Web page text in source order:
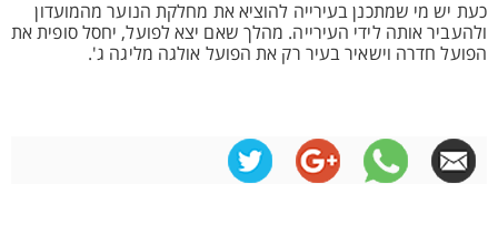
כעת יש מי שמתכנן בעירייה להוציא את מחלקת הנוער מהמועדון
ולהעביר אותה לידי העירייה. מהלך שאם יצא לפועל, יחסל סופית את
הפועל חדרה וישאיר בעיר רק את הפועל אולגה מליגה ג'.